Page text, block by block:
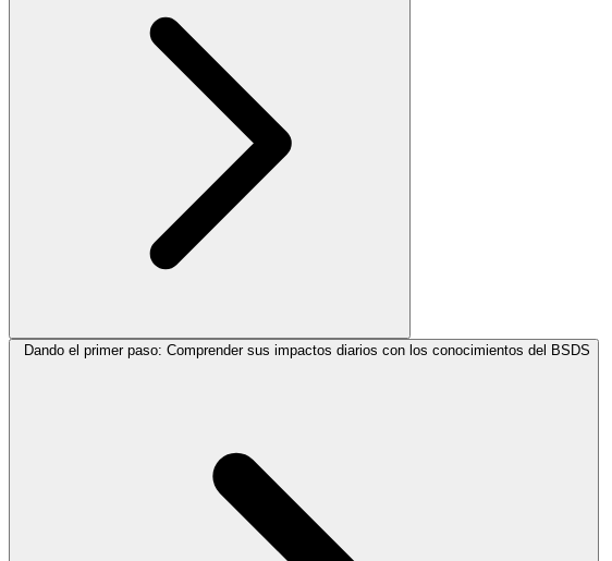
Dando el primer paso: Comprender sus impactos diarios con los conocimientos del BSDS